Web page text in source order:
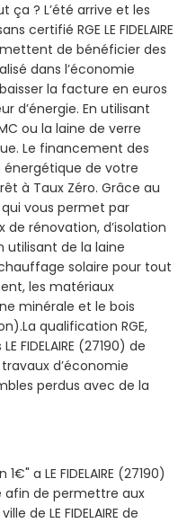
ça ? L’été arrive et les
certifié RGE LE FIDELAIRE
de bénéficier des
dans l’économie
la facture en euros
d’énergie. En utilisant
ou la laine de verre
Le financement des
de votre
à Taux Zéro. Grâce au
vous permet par
rénovation, d’isolation
utilisant de la laine
solaire pour tout
les matériaux
minérale et le bois
qualification RGE,
FIDELAIRE (27190) de
d’économie
perdus avec de la
a LE FIDELAIRE (27190)
afin de permettre aux
de LE FIDELAIRE de